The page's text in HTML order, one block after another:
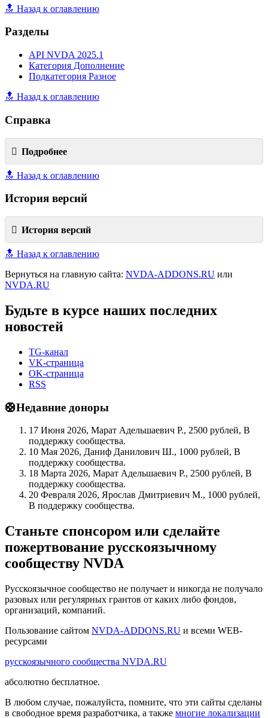
🔝 Назад к оглавлению
Разделы
API NVDA 2025.1
Категория Дополнение
Подкатегория Разное
🔝 Назад к оглавлению
Справка
Подробнее
🔝 Назад к оглавлению
История версий
История версий
🔝 Назад к оглавлению
Вернуться на главную сайта: NVDA-ADDONS.RU или
NVDA.RU
Будьте в курсе наших последних
новостей
TG-канал
VK-страница
OK-страница
RSS
🛟Недавние доноры
17 Июня 2026, Марат Адельшаевич Р., 2500 рублей, В
поддержку сообщества.
10 Мая 2026, Даниф Данилович Ш., 1000 рублей, В
поддержку сообщества.
18 Марта 2026, Марат Адельшаевич Р., 2500 рублей, В
поддержку сообщества.
20 Февраля 2026, Ярослав Дмитриевич М., 1000 рублей,
В поддержку сообщества.
Станьте спонсором или сделайте
пожертвование русскоязычному
сообществу NVDA
Русскоязычное сообщество не получает и никогда не получало
разовых или регулярных грантов от каких либо фондов,
организаций, компаний.
Пользование сайтом NVDA-ADDONS.RU и всеми WEB-
ресурсами
русскоязычного сообщества NVDA.RU
абсолютно бесплатное.
В любом случае, пожалуйста, помните, что эти сайты сделаны
в свободное время разработчика, а также многие локализации